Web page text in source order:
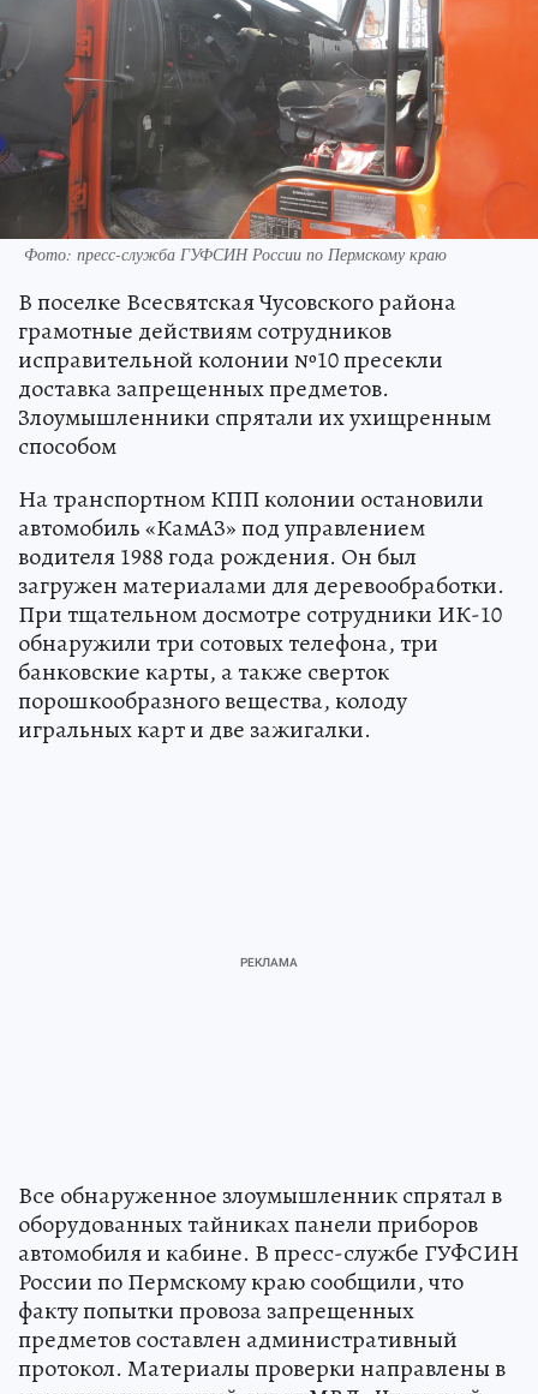
Фото: пресс-служба ГУФСИН России по Пермскому краю
В поселке Всесвятская Чусовского района
грамотные действиям сотрудников
исправительной колонии №10 пресекли
доставка запрещенных предметов.
Злоумышленники спрятали их ухищренным
способом
На транспортном КПП колонии остановили
автомобиль «КамАЗ» под управлением
водителя 1988 года рождения. Он был
загружен материалами для деревообработки.
При тщательном досмотре сотрудники ИК-10
обнаружили три сотовых телефона, три
банковские карты, а также сверток
порошкообразного вещества, колоду
игральных карт и две зажигалки.
Все обнаруженное злоумышленник спрятал в
оборудованных тайниках панели приборов
автомобиля и кабине. В пресс-службе ГУФСИН
России по Пермскому краю сообщили, что
факту попытки провоза запрещенных
предметов составлен административный
протокол. Материалы проверки направлены в